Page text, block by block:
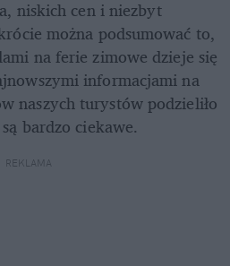
niskich cen i niezbyt
można podsumować to,
na ferie zimowe dzieje się
informacjami na
naszych turystów podzieliło
bardzo ciekawe.
REKLAMA